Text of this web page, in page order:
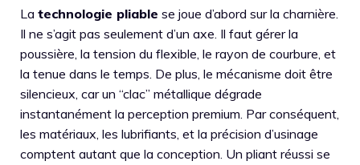
La technologie pliable se joue d’abord sur la charnière.
Il ne s’agit pas seulement d’un axe. Il faut gérer la
poussière, la tension du flexible, le rayon de courbure, et
la tenue dans le temps. De plus, le mécanisme doit être
silencieux, car un “clac” métallique dégrade
instantanément la perception premium. Par conséquent,
les matériaux, les lubrifiants, et la précision d’usinage
comptent autant que la conception. Un pliant réussi se